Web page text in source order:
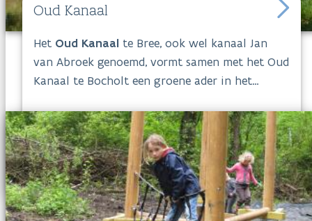
Oud Kanaal
Het Oud Kanaal te Bree, ook wel kanaal Jan
van Abroek genoemd, vormt samen met het Oud
Kanaal te Bocholt een groene ader in het
woonkernen van Beek en Bocholt met elkaar en
is slechts 5.6 ha groot. Toch maakt zijn ligging
het zeer populair voor natuurbeleving en
ontspanning dichtbij huis. Het is een stilstaand
water omgeven door oude, statige inlandse en
Amerikaanse eiken. Het water is een trekpleister